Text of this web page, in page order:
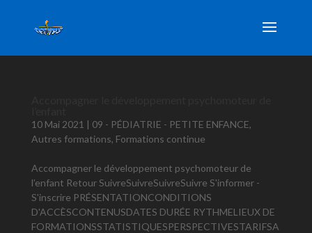
10 Mai 2021 | 09 - PÉDIATRIE - PETITE ENFANCE,
Autres formations, Formations continue
Accompagner le développement psychomoteur de
l’enfant Retour SuivreSuivreSuivreSuivre S'informer -
S'inscrire PRÉSENTATIONCONDITIONS
D'ACCÈSCONTENUSDATES DURÉE RYTHMELIEUX DE
FORMATIONSSTATISTIQUESPERSPECTIVESTARIFSA